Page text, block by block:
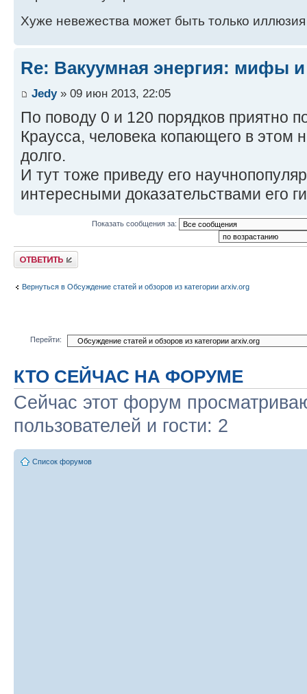
Хуже невежества может быть только
Re: Вакуумная энергия: мифы
Jedy» 09 июн 2013, 22:05
По поводу 0 и 120 порядков приятно
Краусса, человека копающего в этом
долго.
И тут тоже приведу его
интересными доказательствами его
Показать сообщения за:
Ответить
Вернуться в Обсуждение статей и обзоров из категории arxiv.org
Перейти:
КТО СЕЙЧАС НА ФОРУМЕ
Сейчас этот форум
пользователей и гости: 2
Список форумов